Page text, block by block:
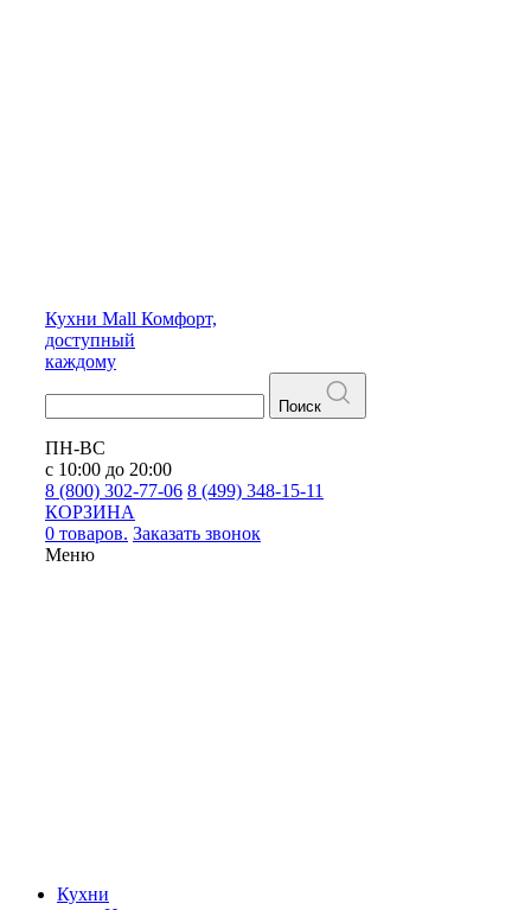
Кухни Mall Комфорт,
доступный
каждому
Поиск
ПН-ВС
с 10:00 до 20:00
8 (800) 302-77-06 8 (499) 348-15-11
КОРЗИНА
0 товаров. Заказать звонок
Меню
Кухни